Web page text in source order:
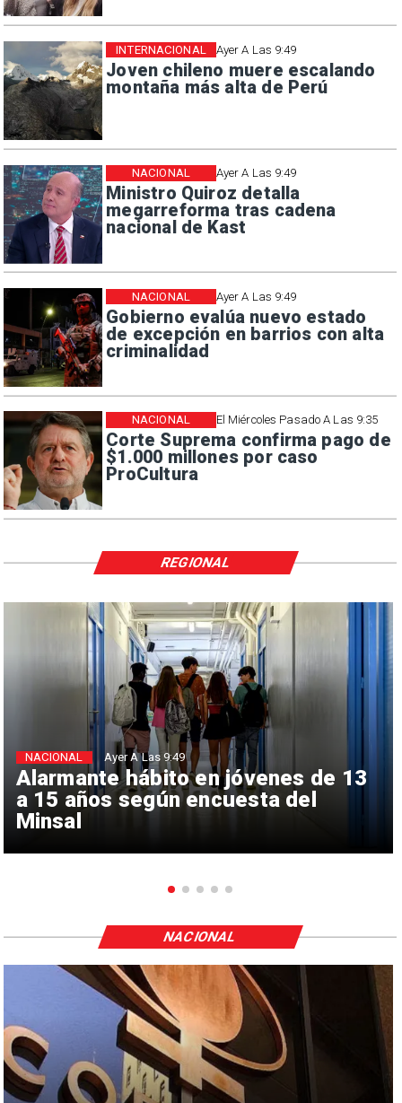
Ayer A Las 9:49
Joven chileno muere escalando
montaña más alta de Perú
INTERNACIONAL
Ayer A Las 9:49
Ministro Quiroz detalla
megarreforma tras cadena
nacional de Kast
NACIONAL
Ayer A Las 9:49
Gobierno evalúa nuevo estado
de excepción en barrios con alta
criminalidad
NACIONAL
El Miércoles Pasado A Las 9:35
Corte Suprema confirma pago de
$1.000 millones por caso
ProCultura
NACIONAL
Alarmante hábito en jóvenes de 13
a 15 años según encuesta del
Minsal
NACIONAL Ayer A Las 9:49
REGIONAL
NACIONAL